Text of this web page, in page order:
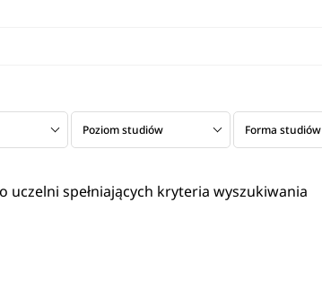
Poziom studiów Forma studiów
uczelni spełniających kryteria wyszukiwania